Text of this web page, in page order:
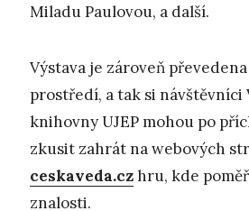
Miladu Paulovou, a další.
Výstava je zároveň
prostředí, a tak si návštěvníci
knihovny UJEP mohou po
zkusit zahrát na webových
ceskaveda.czhru, kde
znalosti.